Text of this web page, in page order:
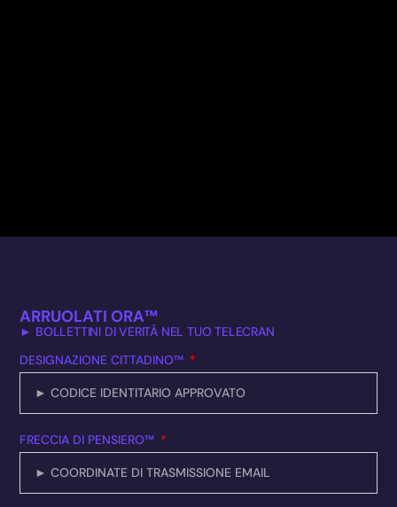
ARRUOLATI ORA™
► BOLLETTINI DI VERITÀ NEL TUO TELECRAN
DESIGNAZIONE CITTADINO™
FRECCIA DI PENSIERO™